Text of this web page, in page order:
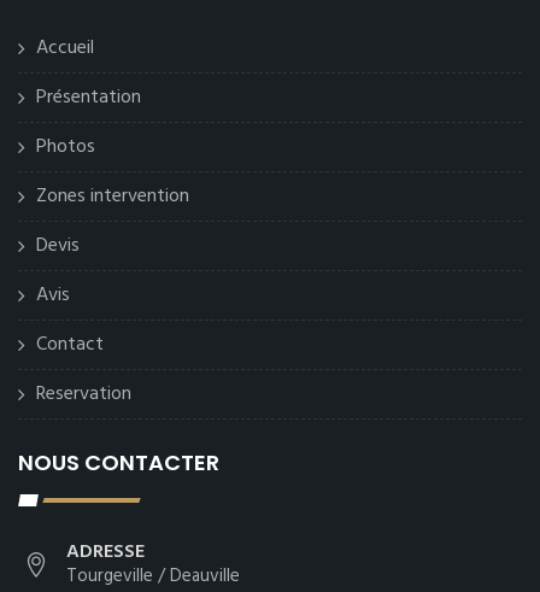
Accueil
Présentation
Photos
Zones intervention
Devis
Avis
Contact
Reservation
NOUS CONTACTER
ADRESSE
Tourgeville / Deauville